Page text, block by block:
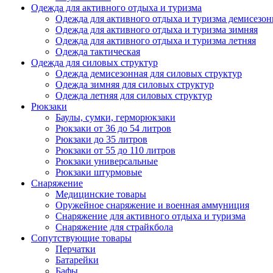
Одежда для активного отдыха и туризма
Одежда для активного отдыха и туризма
Одежда для активного отдыха и туризма зимняя
Одежда для активного отдыха и туризма летняя
Одежда тактическая
Одежда для силовых структур
Одежда демисезонная для силовых структур
Одежда зимняя для силовых структур
Одежда летняя для силовых структур
Рюкзаки
Баулы, сумки, герморюкзаки
Рюкзаки от 36 до 54 литров
Рюкзаки до 35 литров
Рюкзаки от 55 до 110 литров
Рюкзаки универсальные
Рюкзаки штурмовые
Снаряжение
Медицинские товары
Оружейное снаряжение и военная аммуниция
Снаряжение для активного отдыха и туризма
Снаряжение для страйкбола
Сопутствующие товары
Перчатки
Батарейки
Бафы